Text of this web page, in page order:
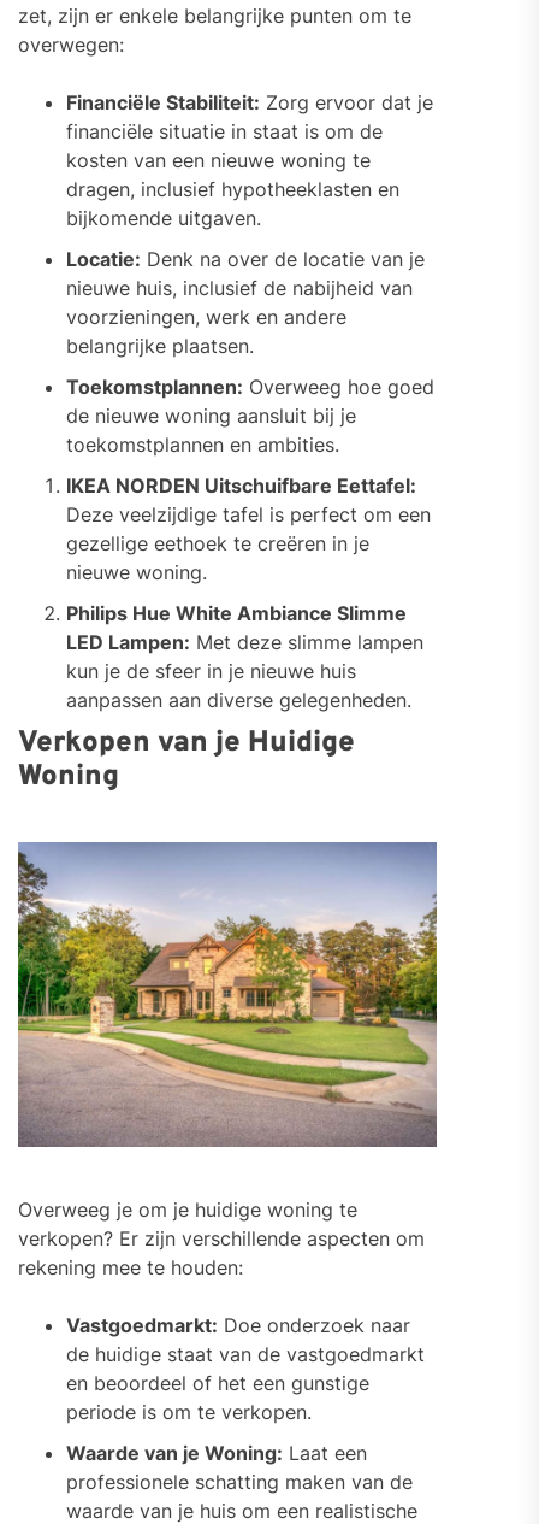
zet, zijn er enkele belangrijke punten om te
overwegen:
Financiële Stabiliteit: Zorg ervoor dat je
financiële situatie in staat is om de
kosten van een nieuwe woning te
dragen, inclusief hypotheeklasten en
bijkomende uitgaven.
Locatie: Denk na over de locatie van je
nieuwe huis, inclusief de nabijheid van
voorzieningen, werk en andere
belangrijke plaatsen.
Toekomstplannen: Overweeg hoe goed
de nieuwe woning aansluit bij je
toekomstplannen en ambities.
IKEA NORDEN Uitschuifbare Eettafel:
Deze veelzijdige tafel is perfect om een
gezellige eethoek te creëren in je
nieuwe woning.
Philips Hue White Ambiance Slimme
LED Lampen: Met deze slimme lampen
kun je de sfeer in je nieuwe huis
aanpassen aan diverse gelegenheden.
Verkopen van je Huidige
Woning
Overweeg je om je huidige woning te
verkopen? Er zijn verschillende aspecten om
rekening mee te houden:
Vastgoedmarkt: Doe onderzoek naar
de huidige staat van de vastgoedmarkt
en beoordeel of het een gunstige
periode is om te verkopen.
Waarde van je Woning: Laat een
professionele schatting maken van de
waarde van je huis om een realistische